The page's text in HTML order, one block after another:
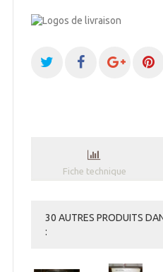
Fiche technique
30 AUTRES PRODUITS
: